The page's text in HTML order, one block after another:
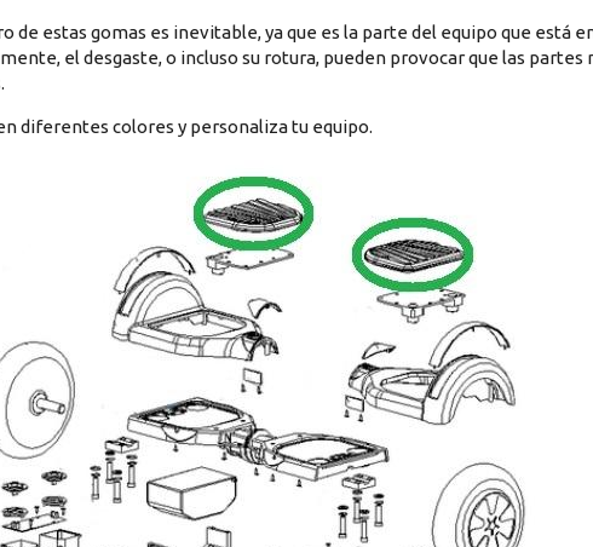
de estas gomas es inevitable, ya que es la parte del equipo que está
el desgaste, o incluso su rotura, pueden provocar que las
diferentes colores y personaliza tu equipo.